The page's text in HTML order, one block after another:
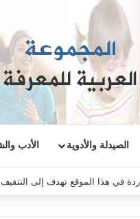
الصيدلة والأدوية الأدب
في هذا الموقع تهدف إلى